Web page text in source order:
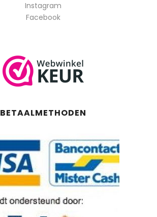
Instagram
Facebook
BETAALMETHODEN